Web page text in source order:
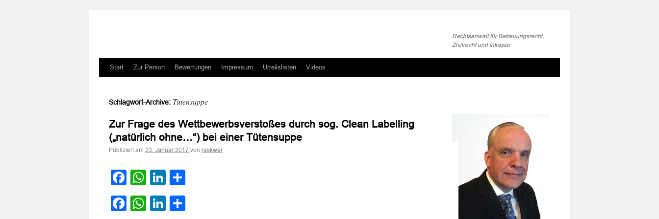
Rechtsanwalt für Betreuungsrecht,
Zivilrecht und Inkasso
Zum
springen
Start Zur Person Bewertungen Impressum Urteilslisten Videos
Schlagwort-Archive: Tütensuppe
Zur Frage des Wettbewerbsverstoßes durch sog. Clean Labelling
(„natürlich ohne…“) bei einer Tütensuppe
Publiziert am 23. Januar 2017 von raskwar
Facebook
WhatsApp
LinkedIn
Facebook
WhatsApp
LinkedIn